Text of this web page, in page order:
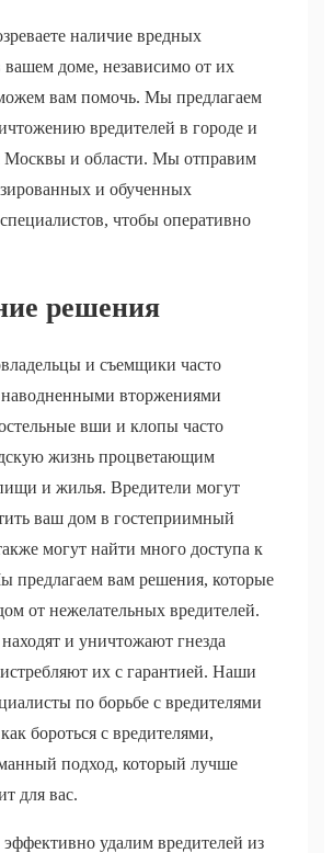
наличие вредных
вашем доме, независимо от их
вам помочь. Мы предлагаем
вредителей в городе и
Москвы и области. Мы отправим
и обученных
чтобы оперативно
решения
и съемщики часто
наводненными вторжениями
вши и клопы часто
жизнь процветающим
и жилья. Вредители могут
ваш дом в гостеприимный
могут найти много доступа к
предлагаем вам решения, которые
от нежелательных вредителей.
и уничтожают гнезда
их с гарантией. Наши
по борьбе с вредителями
бороться с вредителями,
подход, который лучше
для вас.
удалим вредителей из